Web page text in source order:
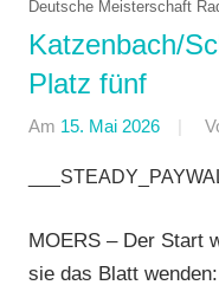
Deutsche Meisterschaft
Katzenbach/
Platz fünf
Am 15. Mai 2026
MOERS – Der Start
sie das Blatt